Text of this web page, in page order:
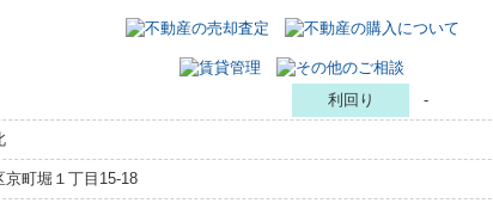
利回り -
京町堀１丁目15-18